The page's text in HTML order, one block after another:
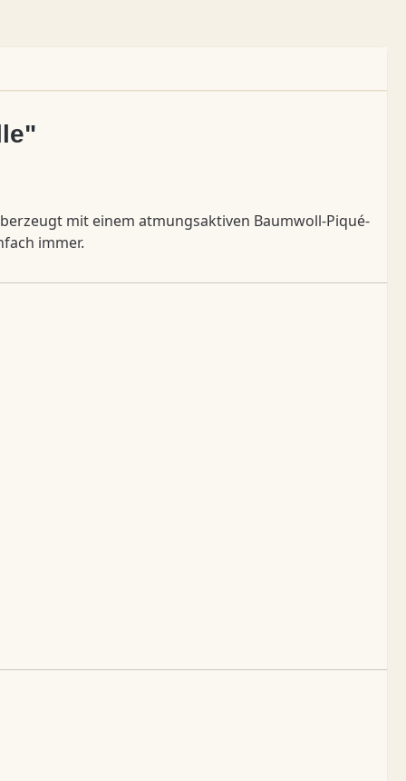
mit einem atmungsaktiven Baumwoll-Piqué-
immer.